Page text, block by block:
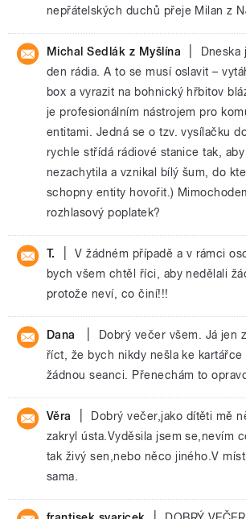
nepřátelských duchů přeje Milan z
Michal Sedlák z Myšlína
Dneska
den rádia. A to se musí oslavit –
box a vyrazit na bohnický hřbitov
je profesionálním nástrojem pro
entitami. Jedná se o tzv. vysílačku
rychle střídá rádiové stanice tak,
nezachytila a vznikal bílý šum, do
schopny entity hovořit.)
rozhlasový poplatek?
T.
V žádném případě a v rámci
bych všem chtěl říci, aby nedělali
protože neví, co činí!!!
Dana
Dobrý večer všem. Já jen
říct, že bych nikdy nešla ke kartářce
žádnou seanci. Přenechám to
Věra
Dobrý večer,jako dítěti mě
zakryl ústa.Vyděsila jsem se,nevím
tak živý sen,nebo něco jiného.V
sama.